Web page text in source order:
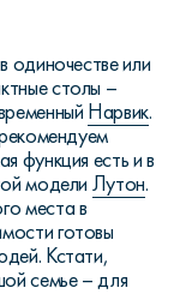
одиночестве или
столы –
Нарвик.
функция есть и в
модели Лутон.
места в
готовы
Кстати,
семье – для